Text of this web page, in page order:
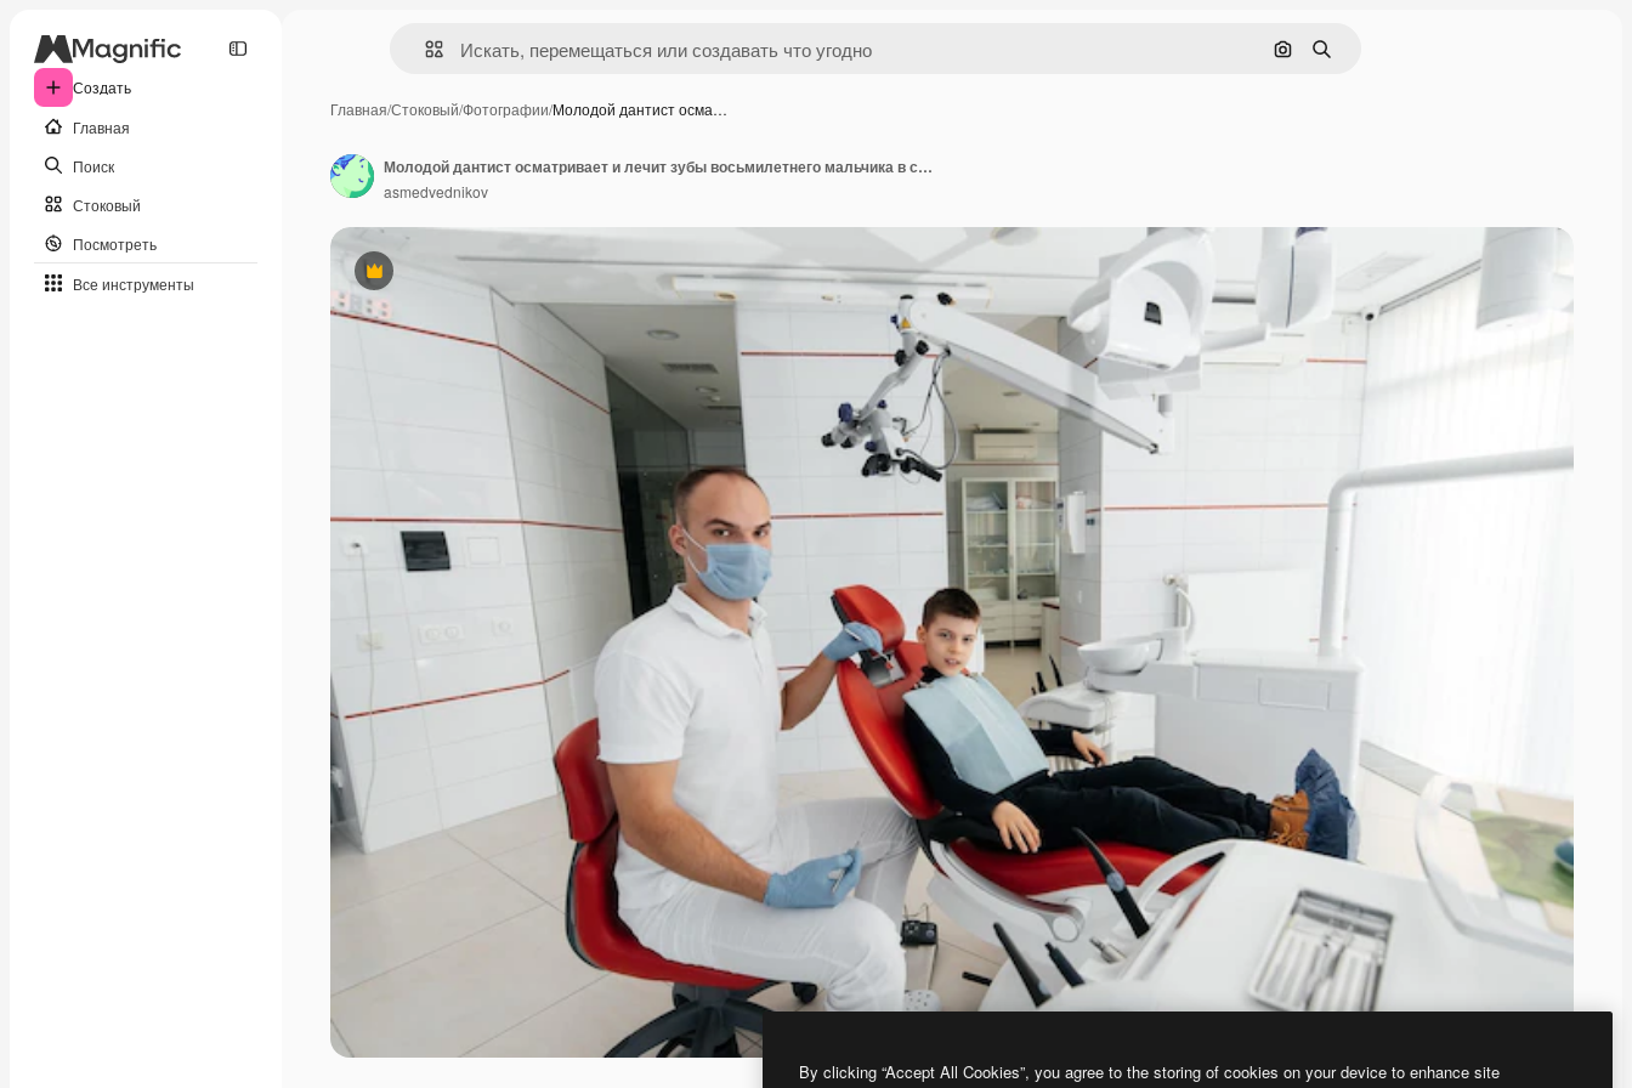
Создать
Главная
Поиск
Стоковый
Посмотреть
Все инструменты
Поиск по изображению
Поиск
Главная/Стоковый/Фотографии/Молодой дантист осма…
Премиум
Молодой дантист осматривает и лечит зубы восьмилетнего мальчика в современной белой стоматологии крупным планом Протезирование зубов и отбеливание зубов Современная стоматология Профилактика
asmedvednikov
By clicking “Accept All Cookies”, you agree to the storing of cookies on your device to enhance site